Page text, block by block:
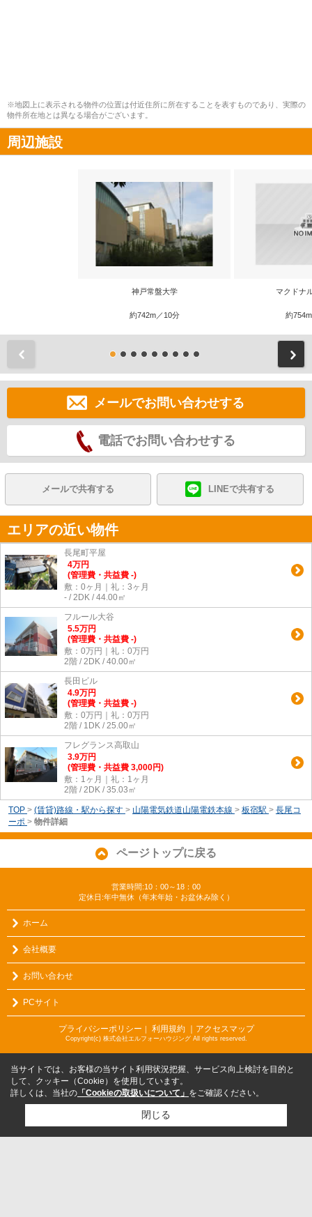
※地図上に表示される物件の位置は付近住所に所在することを表すものであり、実際の
物件所在地とは異なる場合がございます。
周辺施設
神戸常盤大学
約742m／10分
マクドナ
約
メールでお問い合わせする
電話でお問い合わせする
メールで共有する LINEで共有する
エリアの近い物件
長尾町平屋
4万円
(管理費・共益費 -)
敷：0ヶ月｜礼：3ヶ月
- / 2DK / 44.00㎡
フルール大谷
5.5万円
(管理費・共益費 -)
敷：0万円｜礼：0万円
2階 / 2DK / 40.00㎡
長田ビル
4.9万円
(管理費・共益費 -)
敷：0万円｜礼：0万円
2階 / 1DK / 25.00㎡
フレグランス高取山
3.9万円
(管理費・共益費 3,000円)
敷：1ヶ月｜礼：1ヶ月
2階 / 2DK / 35.03㎡
TOP > (賃貸)路線・駅から探す > 山陽電気鉄道山陽電鉄本線 > 板宿駅 > 長尾コ
ーポ > 物件詳細
ページトップに戻る
営業時間:10：00～18：00
定休日:年中無休（年末年始・お盆休み除く）
ホーム
会社概要
お問い合わせ
PCサイト
プライバシーポリシー ｜ 利用規約 ｜アクセスマップ
Copyright(c) 株式会社エルフォーハウジング All rights reserved.
当サイトでは、お客様の当サイト利用状況把握、サービス向上検討を目的と
して、クッキー（Cookie）を使用しています。
詳しくは、当社の 「Cookieの取扱いについて」 をご確認ください。
閉じる